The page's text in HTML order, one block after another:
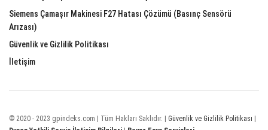
Siemens Çamaşır Makinesi F27 Hatası Çözümü (Basınç Sensörü
Arızası)
Güvenlik ve Gizlilik Politikası
İletişim
© 2020 - 2023 gpindeks.com | Tüm Hakları Saklıdır. | Güvenlik ve Gizlilik Politikası |